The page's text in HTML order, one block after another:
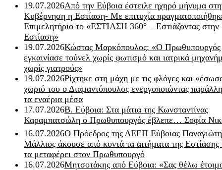
19.07.2026Από την Εύβοια έστειλε ηχηρό μήνυμα
Κυβέρνηση η Εστίαση- Με επιτυχία
Επιμελητήριο το «ΕΣΤΙΑΣΗ 360° – Εστιάζοντας στην
Εστίαση»
19.07.2026Κώστας Μαρκόπουλος: «Ο Πρωθυπουργός
εγκαινίασε τούνελ χωρίς φωτισμό και ιατρικά
χωρίς γιατρούς»
19.07.2026Ρίχτηκε στη μάχη με τις φλόγες και
χωριό του ο Διαμαντόπουλος ενεργοποιώντας
τα εναέρια μέσα
17.07.2026Β. Εύβοια: Στα μάτια της Κωνσταντίνας
Καραμπατσώλη ο Πρωθυπουργός έβλεπε… Σοφία
16.07.2026Ο Πρόεδρος της ΔΕΕΠ Εύβοιας
Μάλλιος άκουσε από κοντά τα αιτήματα της Εστίασης
τα μεταφέρει στον Πρωθυπουργό
16.07.2026Μητσοτάκης από Εύβοια: «Σας θέλω